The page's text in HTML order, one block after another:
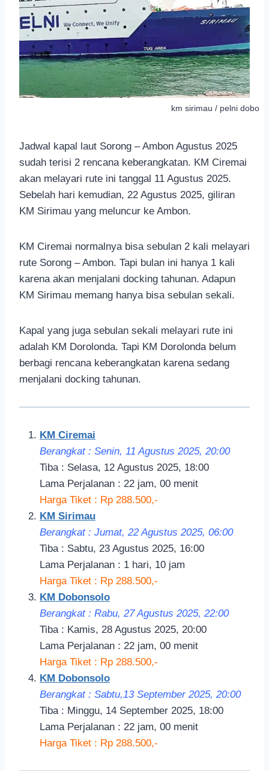
km sirimau / pelni dobo
Jadwal kapal laut Sorong – Ambon Agustus 2025
sudah terisi 2 rencana keberangkatan. KM Ciremai
akan melayari rute ini tanggal 11 Agustus 2025.
Sebelah hari kemudian, 22 Agustus 2025, giliran
KM Sirimau yang meluncur ke Ambon.
KM Ciremai normalnya bisa sebulan 2 kali melayari
rute Sorong – Ambon. Tapi bulan ini hanya 1 kali
karena akan menjalani docking tahunan. Adapun
KM Sirimau memang hanya bisa sebulan sekali.
Kapal yang juga sebulan sekali melayari rute ini
adalah KM Dorolonda. Tapi KM Dorolonda belum
berbagi rencana keberangkatan karena sedang
menjalani docking tahunan.
KM Ciremai
Berangkat : Senin, 11 Agustus 2025, 20:00
Tiba : Selasa, 12 Agustus 2025, 18:00
Lama Perjalanan : 22 jam, 00 menit
Harga Tiket : Rp 288.500,-
KM Sirimau
Berangkat : Jumat, 22 Agustus 2025, 06:00
Tiba : Sabtu, 23 Agustus 2025, 16:00
Lama Perjalanan : 1 hari, 10 jam
Harga Tiket : Rp 288.500,-
KM Dobonsolo
Berangkat : Rabu, 27 Agustus 2025, 22:00
Tiba : Kamis, 28 Agustus 2025, 20:00
Lama Perjalanan : 22 jam, 00 menit
Harga Tiket : Rp 288.500,-
KM Dobonsolo
Berangkat : Sabtu,13 September 2025, 20:00
Tiba : Minggu, 14 September 2025, 18:00
Lama Perjalanan : 22 jam, 00 menit
Harga Tiket : Rp 288.500,-